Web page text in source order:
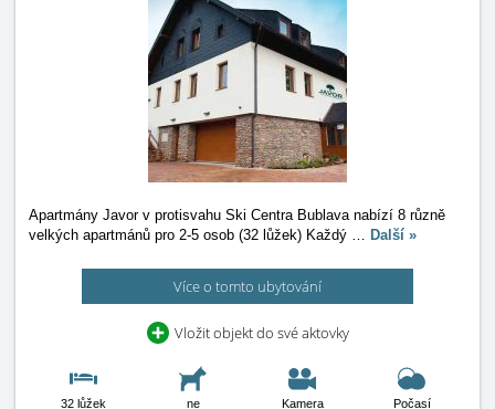
Apartmány Javor v protisvahu Ski Centra Bublava nabízí 8 různě
velkých apartmánů pro 2-5 osob (32 lůžek) Každý … Další »
Více o tomto ubytování
Vložit objekt do své aktovky
32 lůžek ne Kamera Počasí